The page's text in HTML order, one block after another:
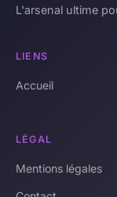
L'arsenal ultime
LIENS
Accueil
LÉGAL
Mentions légales